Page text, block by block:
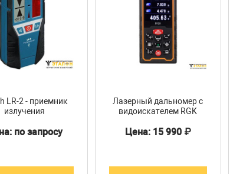
LR-2 - приемник
излучения
по запросу
Лазерный дальномер с
видоискателем RGK
Цена: 15 990 ₽